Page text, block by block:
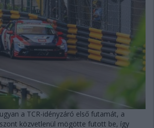
a TCR-idényzáró első futamát, a
közvetlenül mögötte futott be, így